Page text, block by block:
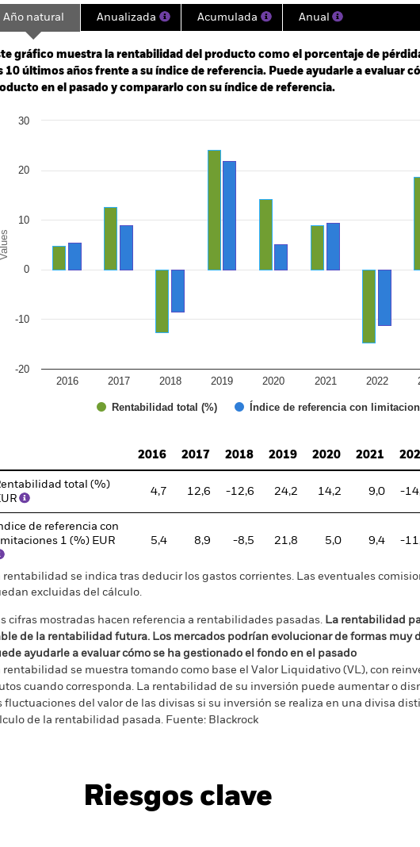
2012-07-01 00:00:00 to 2026-07-31 00:00:00.
-240 to 480.
Año natural Anualizada Acumulada Anual
gráfico muestra la rentabilidad del producto como el porcentaje de
10 últimos años frente a su índice de referencia. Puede ayudarle a evaluar
en el pasado y compararlo con su índice de referencia.
chart with 2 data series.
chart has 1 Y axis displaying Values. Range: -20 to 30.
Values
Rentabilidad total (%) Índice de referencia con
2016 2017 2018 2019 2020 2021 2022
-20
-10
0
10
20
30
2016
2017 2018 2019 2020 2021
total (%)
4,7 12,6 -12,6 24,2 14,2 9,0 -
de referencia con
1 (%) EUR
5,4 8,9 -8,5 21,8 5,0 9,4 -
rentabilidad se indica tras deducir los gastos corrientes. Las eventuales
excluidas del cálculo.
cifras mostradas hacen referencia a rentabilidades pasadas. La rentabilidad
de la rentabilidad futura. Los mercados podrían evolucionar de formas muy
ayudarle a evaluar cómo se ha gestionado el fondo en el pasado
rentabilidad se muestra tomando como base el Valor Liquidativo (VL), con
cuando corresponda. La rentabilidad de su inversión puede aumentar o
fluctuaciones del valor de las divisas si su inversión se realiza en una divisa
de la rentabilidad pasada. Fuente: Blackrock
Riesgos clave